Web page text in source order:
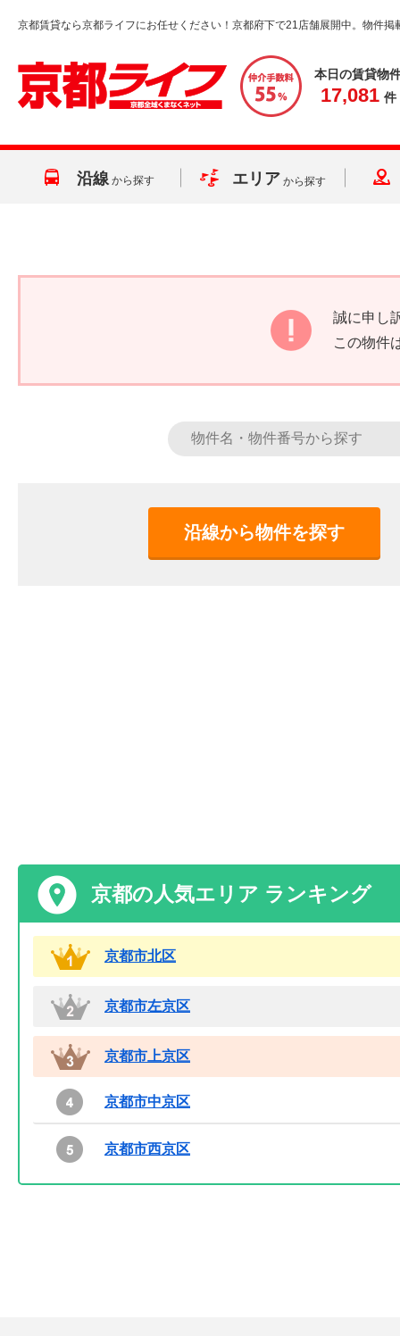
京都賃貸なら京都ライフにお任せください！京都府下で21店舗展開中。物件掲
本日の賃貸物
17,081 件
沿線 から探す エリア から探す
誠に申し
この物件
沿線から物件を探す
京都の人気エリア ランキング
京都市北区
京都市左京区
京都市上京区
京都市中京区
京都市西京区